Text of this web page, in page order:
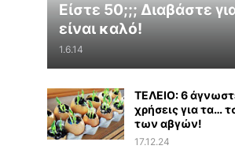
Είστε 50;;; Διαβάστε
είναι καλό!
1.6.14
ΤΕΛΕΙΟ: 6
χρήσεις για τα…
των αβγών!
17.12.24